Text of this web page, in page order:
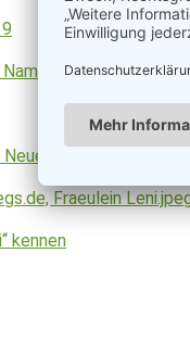
neue Ära
kennen